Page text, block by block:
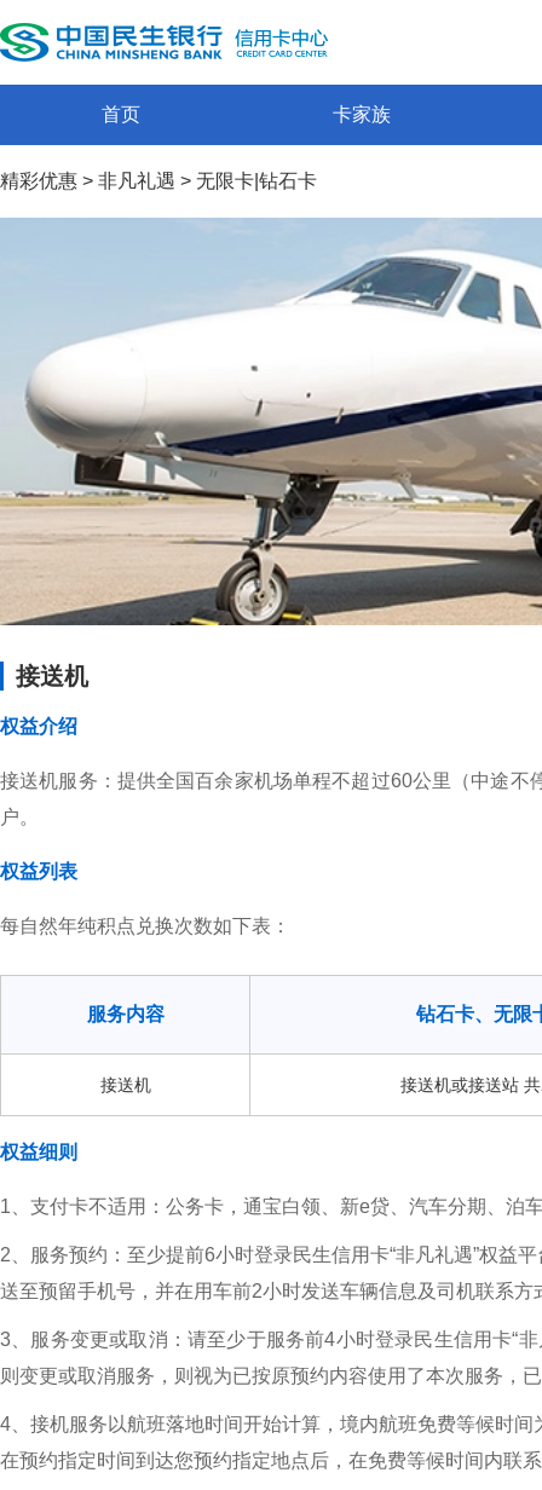
首页 卡家族
精彩优惠 > 非凡礼遇 > 无限卡|钻石卡
接送机
权益介绍
接送机服务：提供全国百余家机场单程不超过60公里（中途
户。
权益列表
每自然年纯积点兑换次数如下表：
服务内容 钻石卡、无限
接送机 接送机或接送站
权益细则
1、支付卡不适用：公务卡，通宝白领、新e贷、汽车分期、泊
2、服务预约：至少提前6小时登录民生信用卡“非凡礼遇”权益
送至预留手机号，并在用车前2小时发送车辆信息及司机联系
3、服务变更或取消：请至少于服务前4小时登录民生信用卡“
则变更或取消服务，则视为已按原预约内容使用了本次服务，
4、接机服务以航班落地时间开始计算，境内航班免费等候时
在预约指定时间到达您预约指定地点后，在免费等候时间内联